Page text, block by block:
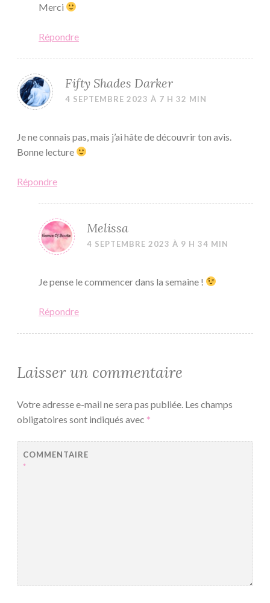
Merci
Répondre
Fifty Shades Darker
4 SEPTEMBRE 2023 À 7 H 32 MIN
Je ne connais pas, mais j’ai hâte de découvrir ton avis.
Bonne lecture
Répondre
Melissa
4 SEPTEMBRE 2023 À 9 H 34 MIN
Je pense le commencer dans la semaine !
Répondre
Laisser un commentaire
Votre adresse e-mail ne sera pas publiée. Les champs
obligatoires sont indiqués avec *
COMMENTAIRE
*